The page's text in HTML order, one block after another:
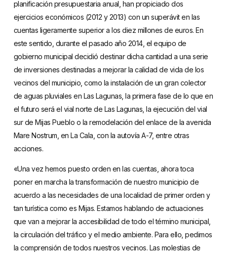
planificación presupuestaria anual, han propiciado dos
ejercicios económicos (2012 y 2013) con un superávit en las
cuentas ligeramente superior a los diez millones de euros. En
este sentido, durante el pasado año 2014, el equipo de
gobierno municipal decidió destinar dicha cantidad a una serie
de inversiones destinadas a mejorar la calidad de vida de los
vecinos del municipio, como la instalación de un gran colector
de aguas pluviales en Las Lagunas, la primera fase de lo que en
el futuro será el vial norte de Las Lagunas, la ejecución del vial
sur de Mijas Pueblo o la remodelación del enlace de la avenida
Mare Nostrum, en La Cala, con la autovía A-7, entre otras
acciones.
«Una vez hemos puesto orden en las cuentas, ahora toca
poner en marcha la transformación de nuestro municipio de
acuerdo a las necesidades de una localidad de primer orden y
tan turística como es Mijas. Estamos hablando de actuaciones
que van a mejorar la accesibilidad de todo el término municipal,
la circulación del tráfico y el medio ambiente. Para ello, pedimos
la comprensión de todos nuestros vecinos. Las molestias de